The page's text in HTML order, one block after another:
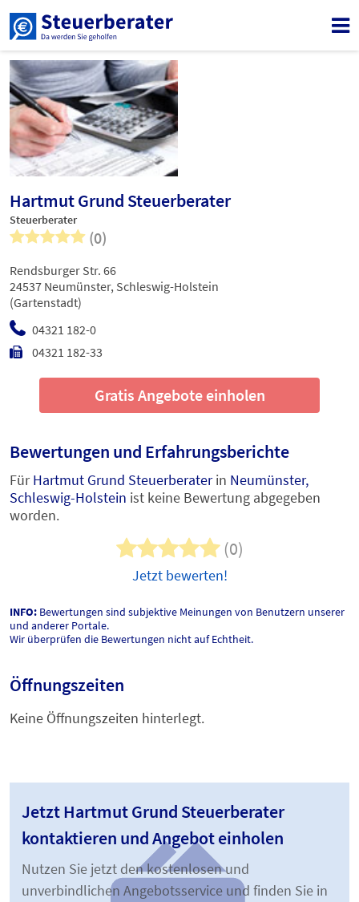
Hartmut Grund Steuerberater
Steuerberater
(0)
04321 182-0
04321 182-33
Rendsburger Str. 66
24537 Neumünster, Schleswig-Holstein
(Gartenstadt)
Gratis Angebote einholen
Bewertungen und Erfahrungsberichte
FürHartmut Grund Steuerberaterin Neumünster,
Schleswig-Holstein ist keine Bewertung abgegeben
worden.
(0)
Jetzt bewerten!
INFO: Bewertungen sind subjektive Meinungen von Benutzern unserer
und anderer Portale.
Wir überprüfen die Bewertungen nicht auf Echtheit.
Öffnungszeiten
Keine Öffnungszeiten hinterlegt.
Jetzt Hartmut Grund Steuerberater
kontaktieren und Angebot einholen
Nutzen Sie jetzt den kostenlosen und
unverbindlichen Angebotsservice und finden Sie in